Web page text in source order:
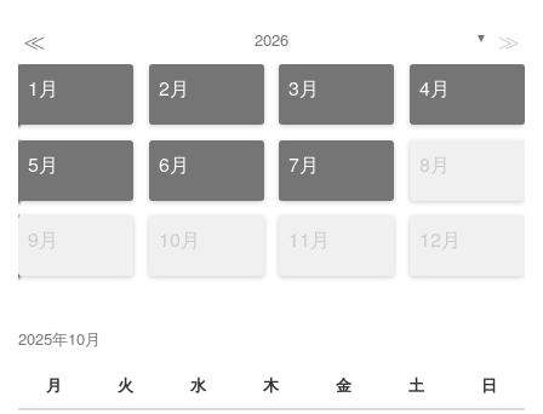
≪ 2026 ▼ ≫
1月 2月 3月 4月
5月 6月 7月 8月
9月 10月 11月 12月
2025年10月
月
火 水 木 金 土 日